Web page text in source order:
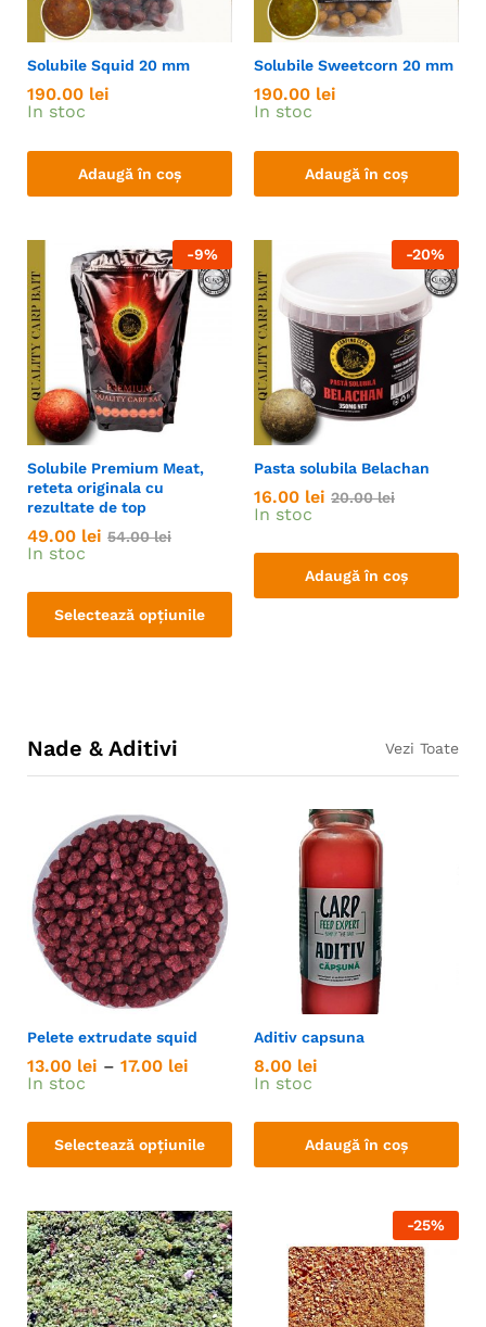
Solubile Squid 20 mm
190.00 lei
In stoc
Adaugă în coș
Solubile Sweetcorn 20 mm
190.00 lei
In stoc
Adaugă în coș
-9%
Solubile Premium Meat,
reteta originala cu
rezultate de top
49.00 lei 54.00lei
In stoc
Selectează opțiunile
-20%
Pasta solubila Belachan
16.00 lei 20.00lei
In stoc
Adaugă în coș
Nade & Aditivi Vezi Toate
Pelete extrudate squid
13.00 lei – 17.00 lei
In stoc
Selectează opțiunile
Aditiv capsuna
8.00 lei
In stoc
Adaugă în coș
-25%